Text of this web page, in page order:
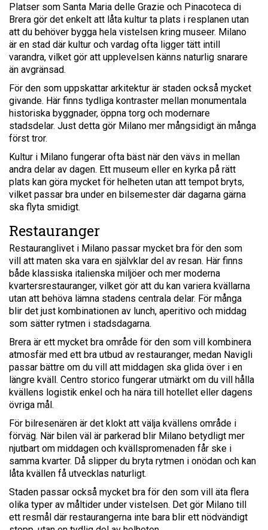
Platser som Santa Maria delle Grazie och Pinacoteca di
Brera gör det enkelt att låta kultur ta plats i resplanen utan
att du behöver bygga hela vistelsen kring museer. Milano
är en stad där kultur och vardag ofta ligger tätt intill
varandra, vilket gör att upplevelsen känns naturlig snarare
än avgränsad.
För den som uppskattar arkitektur är staden också mycket
givande. Här finns tydliga kontraster mellan monumentala
historiska byggnader, öppna torg och modernare
stadsdelar. Just detta gör Milano mer mångsidigt än många
först tror.
Kultur i Milano fungerar ofta bäst när den vävs in mellan
andra delar av dagen. Ett museum eller en kyrka på rätt
plats kan göra mycket för helheten utan att tempot bryts,
vilket passar bra under en bilsemester där dagarna gärna
ska flyta smidigt.
Restauranger
Restauranglivet i Milano passar mycket bra för den som
vill att maten ska vara en självklar del av resan. Här finns
både klassiska italienska miljöer och mer moderna
kvartersrestauranger, vilket gör att du kan variera kvällarna
utan att behöva lämna stadens centrala delar. För många
blir det just kombinationen av lunch, aperitivo och middag
som sätter rytmen i stadsdagarna.
Brera är ett mycket bra område för den som vill kombinera
atmosfär med ett bra utbud av restauranger, medan Navigli
passar bättre om du vill att middagen ska glida över i en
längre kväll. Centro storico fungerar utmärkt om du vill hålla
kvällens logistik enkel och ha nära till hotellet eller dagens
övriga mål.
För bilresenären är det klokt att välja kvällens område i
förväg. När bilen väl är parkerad blir Milano betydligt mer
njutbart om middagen och kvällspromenaden får ske i
samma kvarter. Då slipper du bryta rytmen i onödan och kan
låta kvällen få utvecklas naturligt.
Staden passar också mycket bra för den som vill äta flera
olika typer av måltider under vistelsen. Det gör Milano till
ett resmål där restaurangerna inte bara blir ett nödvändigt